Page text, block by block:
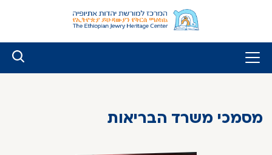
מסמכי משרד הבריאות